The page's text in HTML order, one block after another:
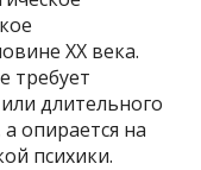
XX века.
требует
длительного
опирается на
психики.